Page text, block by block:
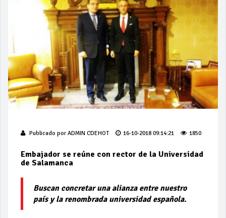
Publicado por ADMIN CDEHOT 16-10-2018 09:14:21 1850
Embajador se reúne con rector de la Universidad
de Salamanca
Buscan concretar una alianza entre nuestro
país y la renombrada universidad española.